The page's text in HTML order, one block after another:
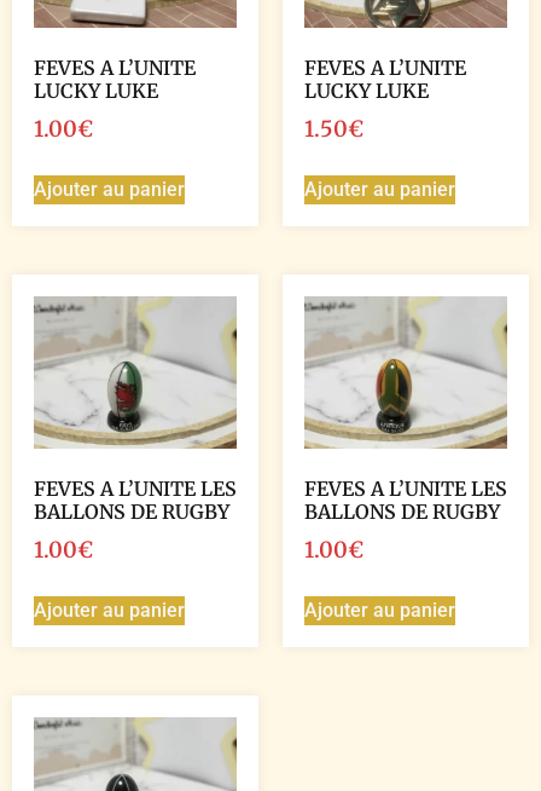
FEVES A L’UNITE
LUCKY LUKE
1.00€
Ajouter au panier
FEVES A L’UNITE
LUCKY LUKE
1.50€
Ajouter au panier
FEVES A L’UNITE LES
BALLONS DE RUGBY
1.00€
Ajouter au panier
FEVES A L’UNITE LES
BALLONS DE RUGBY
1.00€
Ajouter au panier